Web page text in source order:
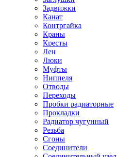
Задвижки
Канат
Контргайка
Краны
Кресты
Лен
Люки
Муфты
Ниппеля
Отводы
Переходы
Пробки радиаторные
Прокладки
Радиатор чугунный
Резьба
Сгоны
Соединители